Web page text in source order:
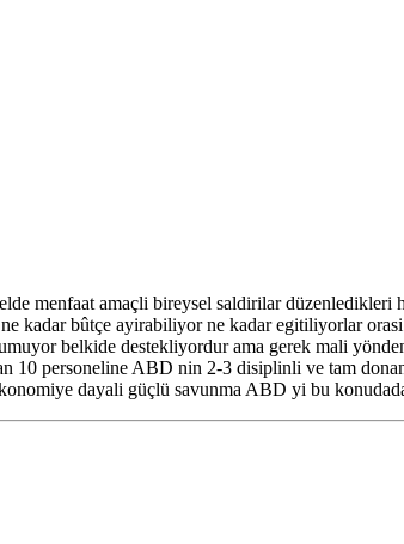
menfaat amaçli bireysel saldirilar
kadar bûtçe ayirabiliyor ne kadar egitiliyorlar
belkide destekliyordur ama gerek mali
10 personeline ABD nin 2-3 disiplinli ve tam
dayali güçlü savunma ABD yi bu